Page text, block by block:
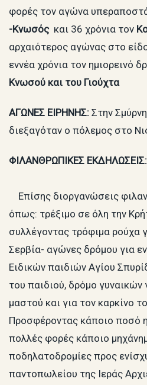
φορές τον αγώνα
-Κνωσόςκαι 36 χρόνια τον
αρχαιότερος αγώνας στο
εννέα χρόνια τον ημιορεινό
Κνωσού και του Γιούχτα
ΑΓΩΝΕΣ ΕΙΡΗΝΗΣ: Στην
διεξαγόταν ο πόλεμος στο
ΦΙΛΑΝΘΡΩΠΙΚΕΣ ΕΚΔΗΛΩΣΕΙΣ:
Επίσης διοργανώσεις
όπως: τρέξιμο σε όλη την
συλλέγοντας τρόφιμα ρούχα
Σερβία- αγώνες δρόμου για
Ειδικών παιδιών Αγίου
του παιδιού, δρόμο γυναικών
μαστού και για τον καρκίνο
Προσφέροντας κάποιο ποσό
πολλές φορές κάποιο
ποδηλατοδρομίες προς
παντοπωλείου της Ιεράς